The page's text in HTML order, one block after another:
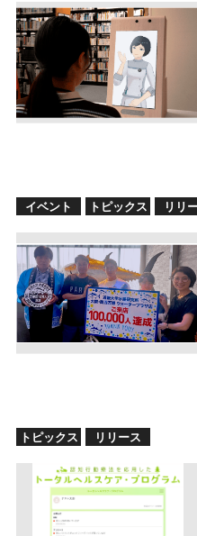
イベント トピックス リリ
トピックス リリース